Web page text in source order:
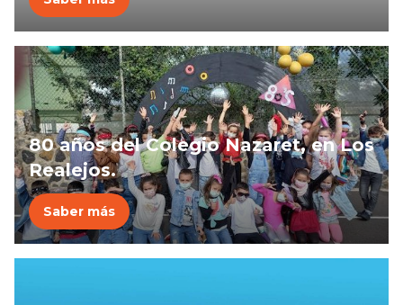
80 años del Colegio Nazaret, en Los
Realejos.
Saber más